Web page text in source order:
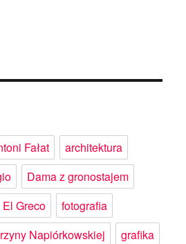
Fałat
architektura
Dama z gronostajem
El Greco
fotografia
Napiórkowskiej
grafika